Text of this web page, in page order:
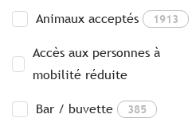
Animaux acceptés 1913
Accès aux personnes à
mobilité réduite
Bar / buvette 385